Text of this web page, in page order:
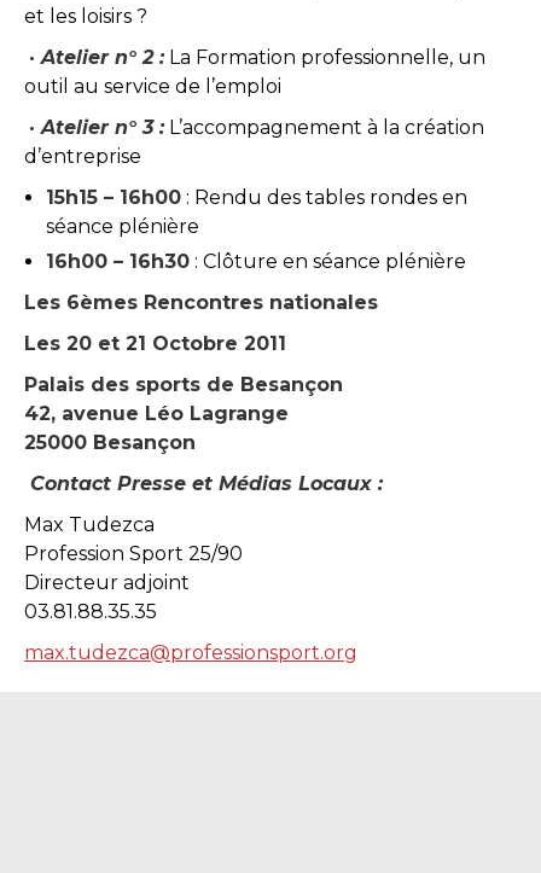
et les loisirs ?
· Atelier n° 2 :La Formation professionnelle, un
outil au service de l’emploi
· Atelier n° 3 :L’accompagnement à la création
d’entreprise
15h15 – 16h00 : Rendu des tables rondes en
séance plénière
16h00 – 16h30 : Clôture en séance plénière
Les 6èmes Rencontres nationales
Les 20 et 21 Octobre 2011
Palais des sports de Besançon
42, avenue Léo Lagrange
25000 Besançon
Contact Presse et Médias Locaux :
Max Tudezca
Profession Sport 25/90
Directeur adjoint
03.81.88.35.35
max.tudezca@professionsport.org